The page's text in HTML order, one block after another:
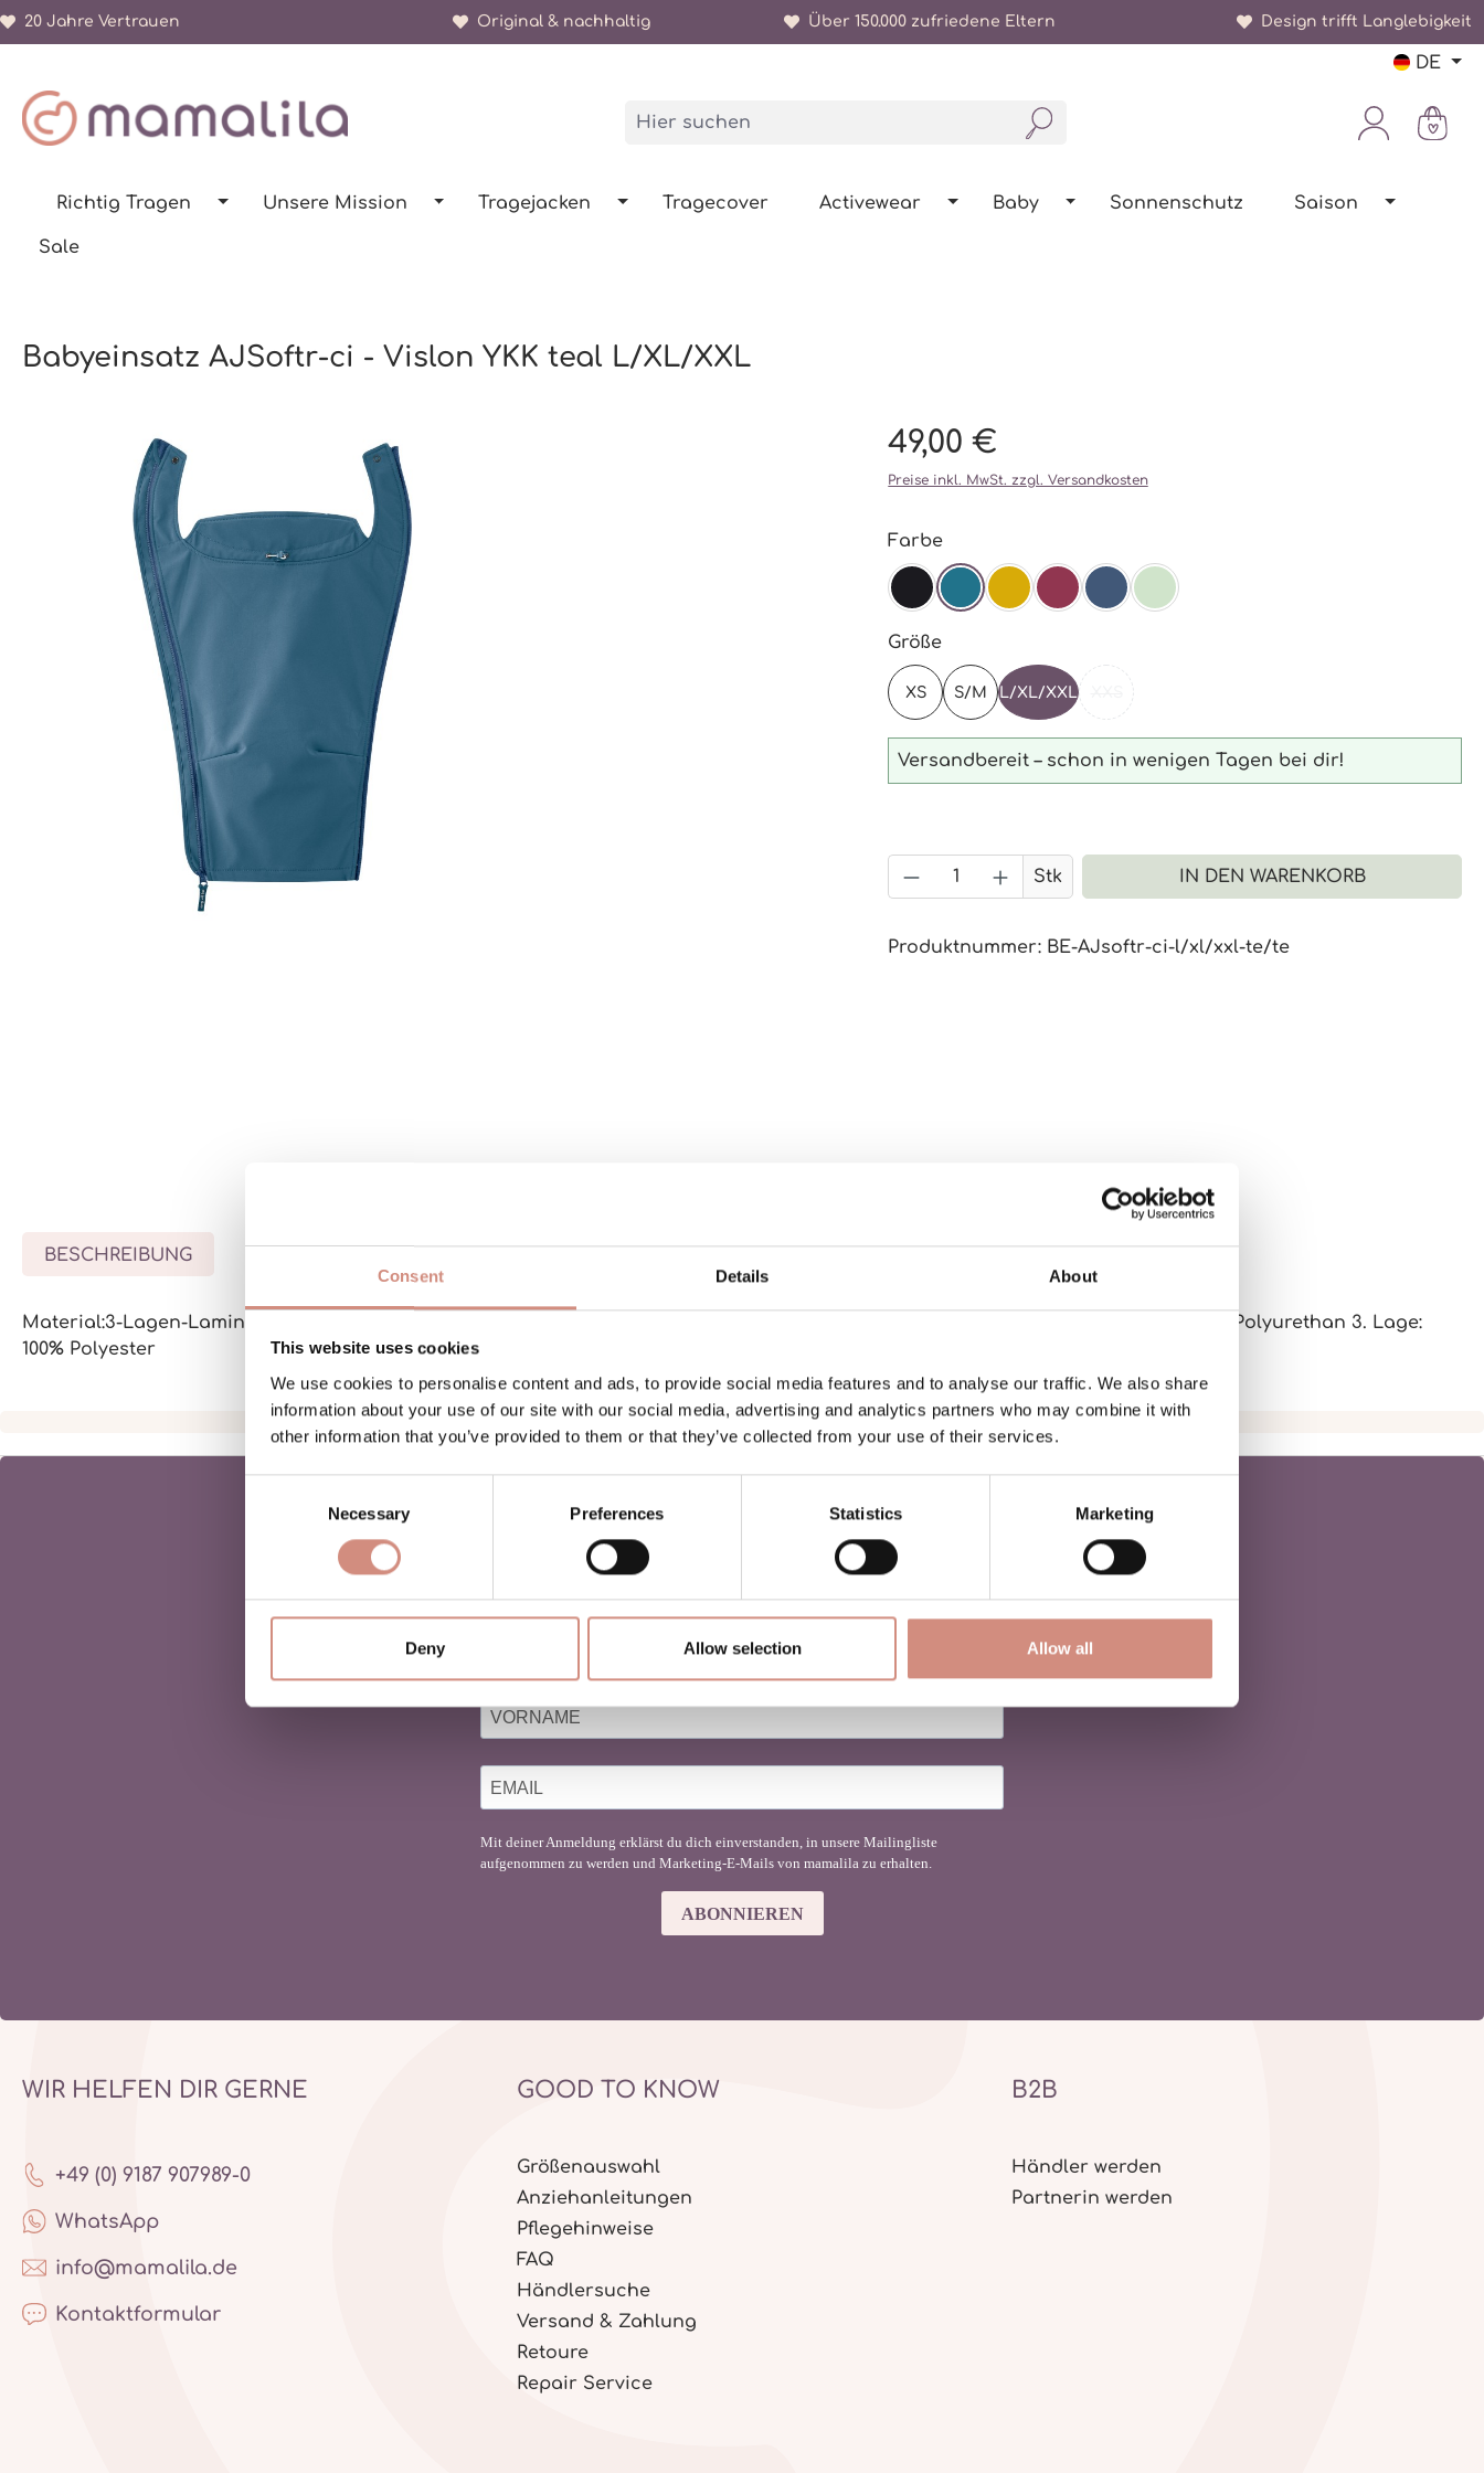
Consent Details About
This website uses cookies
We use cookies to personalise content and ads, to provide social media features and to analyse our traffic. We also share
information about your use of our site with our social media, advertising and analytics partners who may combine it with
other information that you’ve provided to them or that they’ve collected from your use of their services.
Necessary Preferences Statistics Marketing
Deny Allow selection Allow all
Zur Hauptnavigation springen
20 Jahre Vertrauen Original & nachhaltig Über 150.000 zufriedene Eltern Design trifft Langlebigkeit
DE
Richtig Tragen Unsere Mission Tragejacken Tragecover Activewear Baby Sonnenschutz Saison
Sale
Babyeinsatz AJSoftr-ci - Vislon YKK teal L/XL/XXL
49,00 €
Preise inkl. MwSt. zzgl. Versandkosten
Farbeauswählen
SCHWARZ
TEAL SENF BEERE NAVY MINT
Größeauswählen
XS S/M L/XL/XXL (DIESE OPTION IST ZURZEIT NICHT VERFÜGBAR.)
Versandbereit – schon in wenigen Tagen bei dir!
Produkt Anzahl: Gib den gewünschten
Stk IN DEN WARENKORB
Produktnummer: BE-AJsoftr-ci-l/xl/xxl-te/te
BESCHREIBUNG
Material:3-Lagen-Laminat mit wasserdichter Membran Wassersäule 10.000 mm 1. Lage: 94% Polyester, 6% Elasthan - Membran: 100% Polyurethan 3. Lage:
100% Polyester
NEWSLETTER BABYTRAGEN
Finde hier Inspiration für deinen Mama-Lifestyle!
Mit deiner Anmeldung erklärst du dich einverstanden, in unsere Mailingliste
aufgenommen zu werden und Marketing-E-Mails von mamalila zu erhalten.
ABONNIEREN
WIR HELFEN DIR GERNE
+49 (0) 9187 907989-0
WhatsApp
info@mamalila.de
Kontaktformular
GOOD TO KNOW
Größenauswahl
Anziehanleitungen
Pflegehinweise
FAQ
Händlersuche
Versand & Zahlung
Retoure
Repair Service
B2B
Händler werden
Partnerin werden